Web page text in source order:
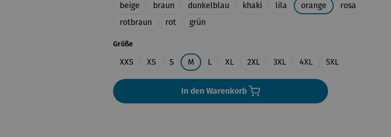
beige braun dunkelblau khaki lila orange
rosa
rotbraun
rot grün
Größeauswählen
XXS XS S M L XL 2XL 3XL 4XL 5XL
In den Warenkorb